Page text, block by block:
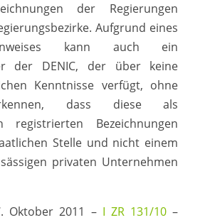
der Regierungen
Aufgrund eines
kann auch ein
der DENIC, der über keine
Kenntnisse verfügt, ohne
dass diese als
registrierten Bezeichnungen
Stelle und nicht einem
privaten Unternehmen
Oktober 2011 – I ZR 131/10 –